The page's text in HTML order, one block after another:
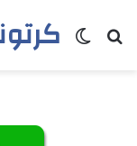
بحث عنالوضع